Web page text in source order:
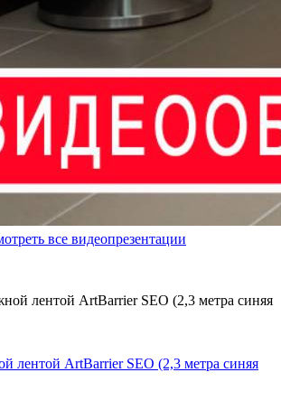
все видеопрезентации
лентой ArtBarrier SEO (2,3 метра синяя